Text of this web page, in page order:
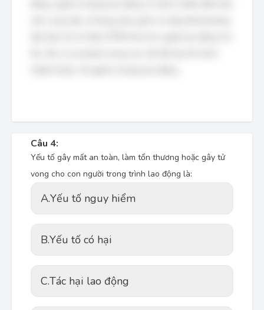
Câu 4:
Yếu tố gây mất an toàn, làm tổn thương hoặc gây tử
vong cho con người trong trình lao động là:
A.Yếu tố nguy hiểm
B.Yếu tố có hại
C.Tác hại lao động